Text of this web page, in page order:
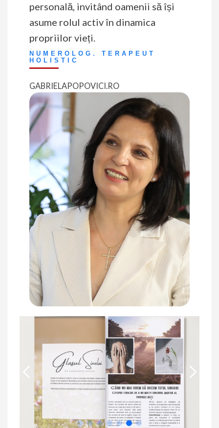
personală, invitând oamenii să își
asume rolul activ în dinamica
propriilor vieți.
NUMEROLOG. TERAPEUT
HOLISTIC
GABRIELAPOPOVICI.RO